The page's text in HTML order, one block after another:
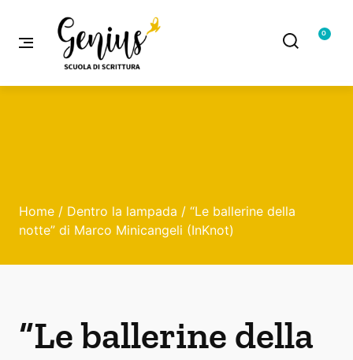
0
Home / Dentro la lampada / “Le ballerine della
notte” di Marco Minicangeli (InKnot)
“Le ballerine della